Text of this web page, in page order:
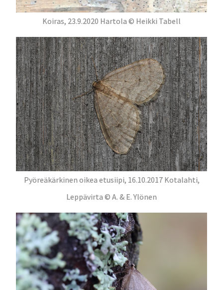
Koiras, 23.9.2020 Hartola © Heikki Tabell
Pyöreäkärkinen oikea etusiipi, 16.10.2017 Kotalahti,
Leppävirta © A. & E. Ylönen